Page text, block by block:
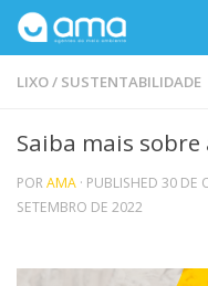
Skip to content
LIXO/ SUSTENTABILIDADE
Saiba mais
PORAMA · PUBLISHED 30 DE
SETEMBRO DE 2022